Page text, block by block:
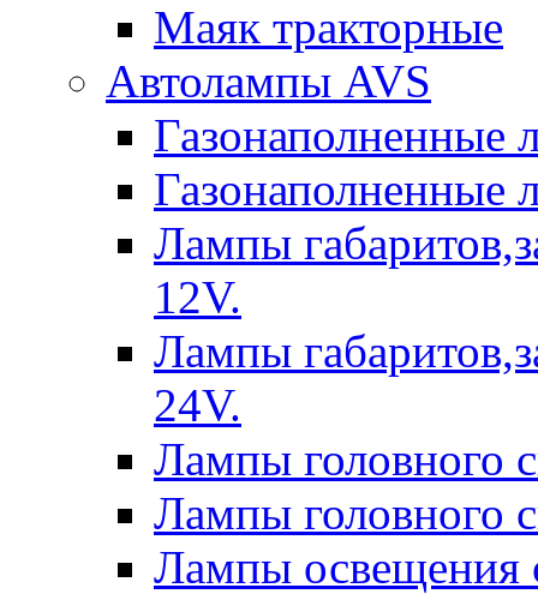
Маяк тракторные
Автолампы AVS
Газонаполненные
Газонаполненные
Лампы
12V.
Лампы
24V.
Лампы головного
Лампы головного
Лампы освещения